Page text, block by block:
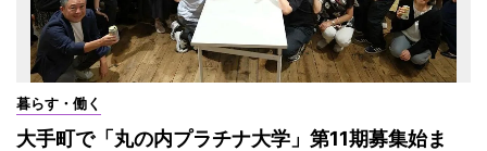
暮らす・働く
大手町で「丸の内プラチナ大学」第11期募集始ま